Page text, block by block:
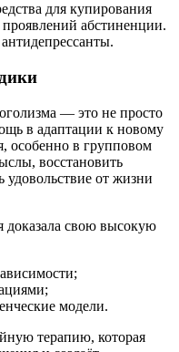
для купирования
абстиненции.
— это не просто
в адаптации к новому
особенно в групповом
восстановить
удовольствие от жизни
доказала свою высокую
модели.
терапию, которая